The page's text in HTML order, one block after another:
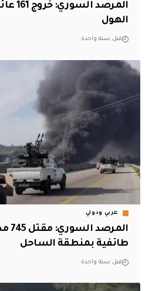
الهول
قبل سنة واحدة
عربي ودولي
طائفية بمنطقة الساحل
قبل سنة واحدة